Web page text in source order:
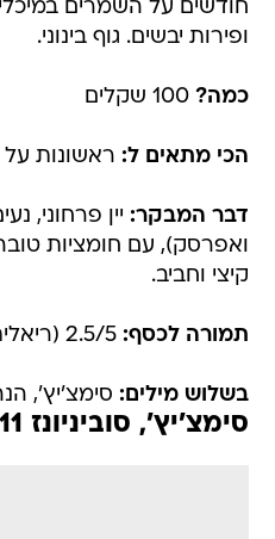
חודשים על השמרים
ופירות יבשים. גוף בינוני.
כמה? 100 שקלים
הכי מתאים ל: ראשונות על
דבר המבקר: יין פרחוני,
ואפרסק), עם חומציות
קיצי וחביב.
תמורה לכסף: 2.5/5 (ריאלית).
בשלוש מילים: סימצ'יץ',
סימצ'יץ', סוביניונז 2011